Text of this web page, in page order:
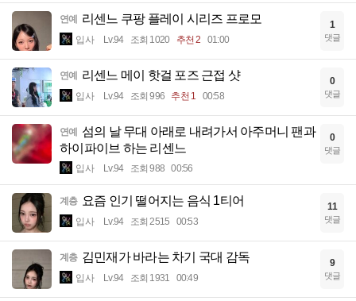
연예 리센느 쿠팡 플레이 시리즈 프로모
입사 Lv.94 조회 1020 추천 2 01:00
1
댓글
연예 리센느 메이 핫걸 포즈 근접 샷
입사 Lv.94 조회 996 추천 1 00:58
0
댓글
연예
섬의 날 무대 아래로 내려가서 아주머니 팬과
하이파이브 하는 리센느
입사 Lv.94 조회 988 00:56
0
댓글
계층 요즘 인기 떨어지는 음식 1티어
입사 Lv.94 조회 2515 00:53
11
댓글
계층 김민재가 바라는 차기 국대 감독
입사 Lv.94 조회 1931 00:49
9
댓글